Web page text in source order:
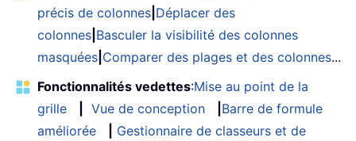
précis de colonnes Déplacer des
colonnes Basculer la visibilité des colonnes
masquées Comparer des plages et des colonnes...
Fonctionnalités vedettes:Mise au point de la
grille
Vue de conception
Barre de formule
améliorée
Gestionnaire de classeurs et de